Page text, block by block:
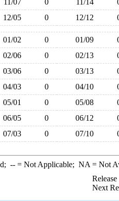
11/07 0 11/14
12/05 0 12/12
01/02 0 01/09
02/06 0 02/13
03/06 0 03/13
04/03 0 04/10
05/01 0 05/08
06/05 0 06/12
07/03 0 07/10
--= Not Applicable; NA = Not
Next